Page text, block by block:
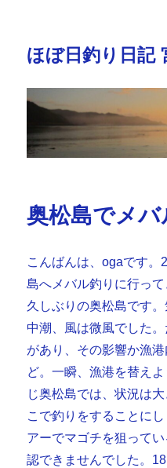
ほぼ日釣り日記
奥松島でメバ
こんばんは、ogaです。
島へメバル釣りに行っ
久しぶりの奥松島です
中潮、風は微風でした
があり、その影響か漁
ど。一瞬、漁港を替え
じ奥松島では、状況は
こで釣りをすることに
アーでマゴチを狙って
認できませんでした。